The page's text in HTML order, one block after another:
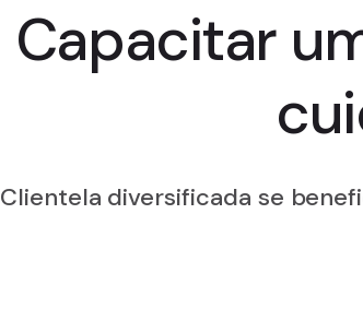
Capacitar
Clientela diversificada se